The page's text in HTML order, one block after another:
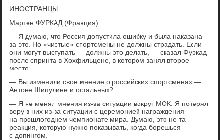
ИНОСТРАНЦЫ
Мартен ФУРКАД (Франция):
— Я думаю, что Россия допустила ошибку и была наказана
за это. Но «чистые» спортсмены не должны страдать. Если
они могут выступать — должны это делать, — сказал Фуркад
после спринта в Хохфильцене, в котором занял второе
место.
— Вы изменили свое мнение о российских спортсменах —
Антоне Шипулине и остальных?
— Я не менял мнения из-за ситуации вокруг МОК. Я потерял
веру в них из-за ситуации с церемонией награждения
на прошлогоднем чемпионате мира. Думаю, это не та
реакция, которую нужно показывать, когда борешься
с допингом.